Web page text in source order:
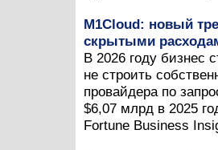
M1Cloud: новый
скрытыми
В 2026 году бизнес
не строить
провайдера по
$6,07 млрд в 2025
Fortune Business